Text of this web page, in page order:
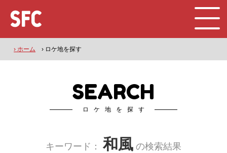
› ホーム › ロケ地を探す
SEARCH
ロケ地を探す
キーワード： 和風 の検索結果